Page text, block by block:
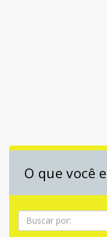
O que você
Pesquisa